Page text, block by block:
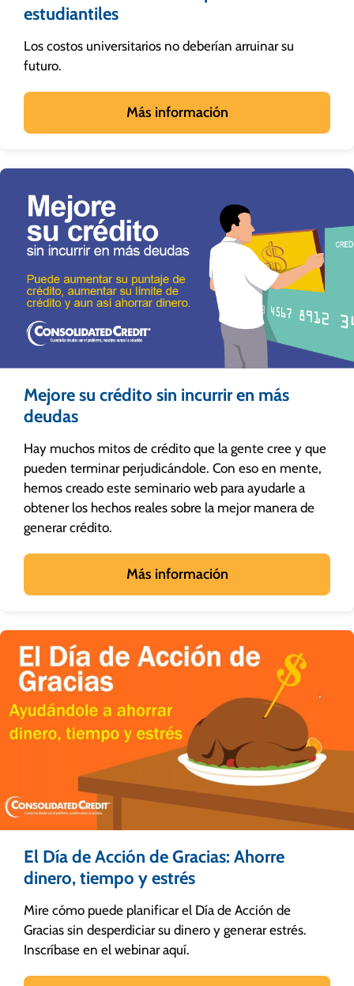
estudiantiles
Los costos universitarios no deberían arruinar su
futuro.
Más información
Mejore su crédito sin incurrir en más
deudas
Hay muchos mitos de crédito que la gente cree y que
pueden terminar perjudicándole. Con eso en mente,
hemos creado este seminario web para ayudarle a
obtener los hechos reales sobre la mejor manera de
generar crédito.
Más información
El Día de Acción de Gracias: Ahorre
dinero, tiempo y estrés
Mire cómo puede planificar el Día de Acción de
Gracias sin desperdiciar su dinero y generar estrés.
Inscríbase en el webinar aquí.